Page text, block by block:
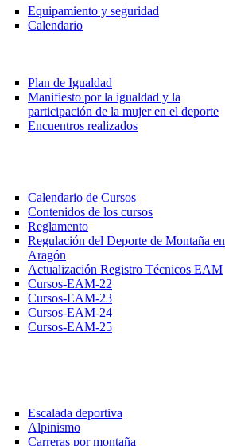
Equipamiento y seguridad
Calendario
Plan de Igualdad
Manifiesto por la igualdad y la
participación de la mujer en el deporte
Encuentros realizados
Calendario de Cursos
Contenidos de los cursos
Reglamento
Regulación del Deporte de Montaña en
Aragón
Actualización Registro Técnicos EAM
Cursos-EAM-22
Cursos-EAM-23
Cursos-EAM-24
Cursos-EAM-25
Escalada deportiva
Alpinismo
Carreras por montaña